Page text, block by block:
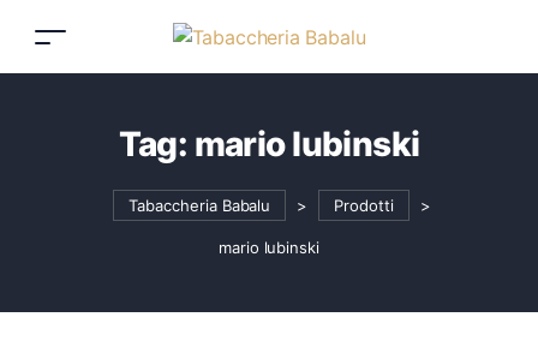
Tag: mario lubinski
Tabaccheria Babalu > Prodotti >
mario lubinski